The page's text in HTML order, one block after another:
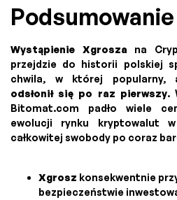
Podsumowanie
Wystąpienie Xgrosza na
przejdzie do historii polskiej
chwila, w której popularny,
odsłonił się po raz pierwszy.
Bitomat.com padło wiele
ewolucji rynku kryptowalut
całkowitej swobody po coraz
Xgrosz konsekwentnie
bezpieczeństwie